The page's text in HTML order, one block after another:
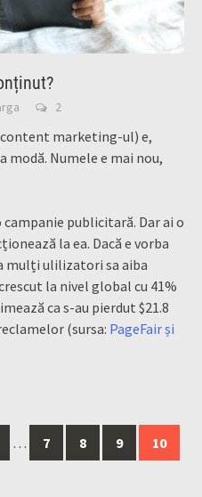
2
marketing-ul) e,
Numele e mai nou,
campanie publicitară. Dar ai o
la ea. Dacă e vorba
mulți ulilizatori sa aiba
la nivel global cu 41%
ca s-au pierdut $21.8
(sursa: PageFair și
… 7 8 9 10